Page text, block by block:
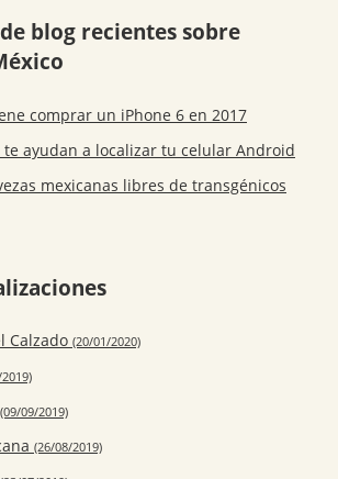
blog recientes sobre
comprar un iPhone 6 en 2017
te ayudan a localizar tu celular Android
mexicanas libres de transgénicos
Calzado (20/01/2020)
(09/09/2019)
(26/08/2019)